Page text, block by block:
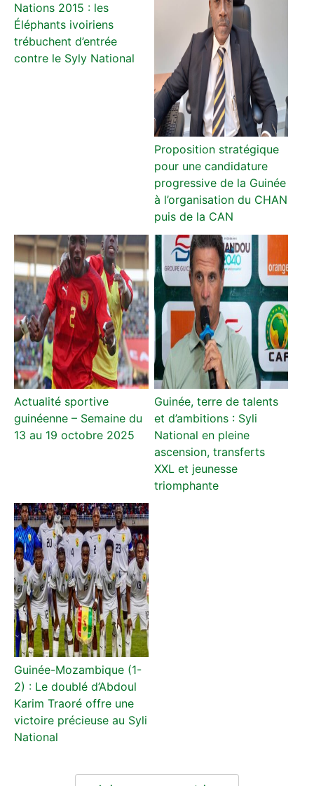
Nations 2015 : les
Éléphants ivoiriens
trébuchent d’entrée
contre le Syly National
Proposition stratégique
pour une candidature
progressive de la Guinée
à l’organisation du CHAN
puis de la CAN
Actualité sportive
guinéenne – Semaine du
13 au 19 octobre 2025
Guinée, terre de talents
et d’ambitions : Syli
National en pleine
ascension, transferts
XXL et jeunesse
triomphante
Guinée-Mozambique (1-
2) : Le doublé d’Abdoul
Karim Traoré offre une
victoire précieuse au Syli
National